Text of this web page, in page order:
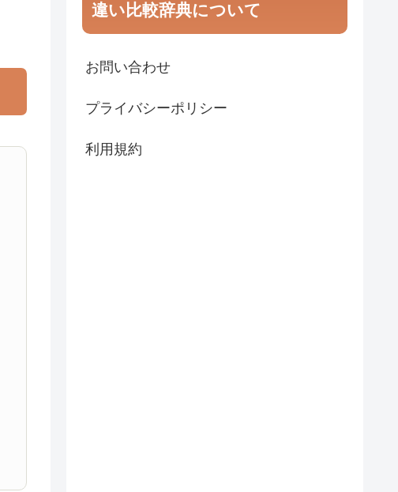
違い比較辞典について
お問い合わせ
プライバシーポリシー
利用規約